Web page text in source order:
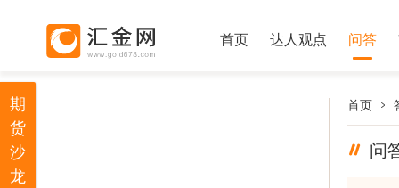
首页 达人观点 问答
首页
问
期
货
沙
龙